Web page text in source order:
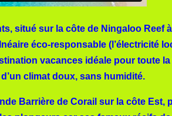
situé sur la côte de Ningaloo Reef
éco-responsable (l’électricité
vacances idéale pour toute la
climat doux, sans humidité.
Barrière de Corail sur la côte Est,